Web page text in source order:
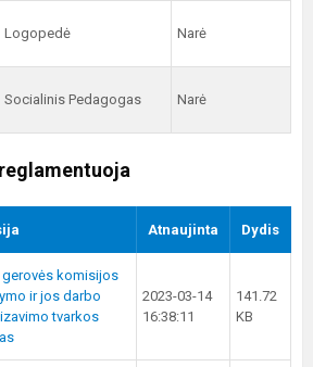
Logopedė Narė
Socialinis Pedagogas Narė
Atnaujinta Dydis
gerovės komisijos
ir jos darbo
tvarkos
2023-03-14
16:38:11
141.72
KB